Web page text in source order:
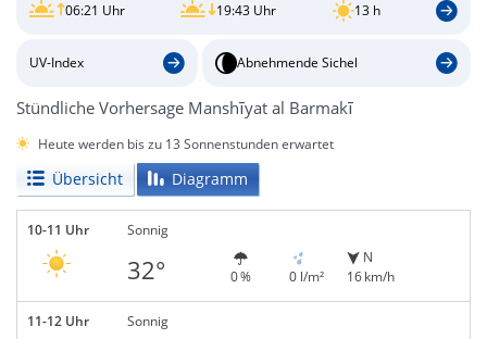
06:21 Uhr 19:43 Uhr 13 h
UV-Index Abnehmende Sichel
Stündliche Vorhersage Manshīyat al Barmakī
Heute werden bis zu 13 Sonnenstunden erwartet
Übersicht Diagramm
10-11 Uhr Sonnig
32° 0 % 0 l/m²
N
16 km/h
11-12 Uhr Sonnig